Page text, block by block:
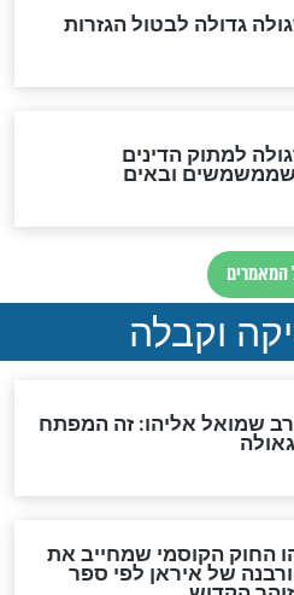
על כל השנים"
לחשב את הקץ?
המשיח?